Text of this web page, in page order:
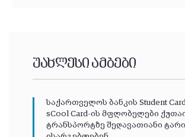
უახლესი ამბები
საქართველოს ბანკის Student
sCool Card-ის მფლობელები
ტრანსპორტზე შეღავათიანი